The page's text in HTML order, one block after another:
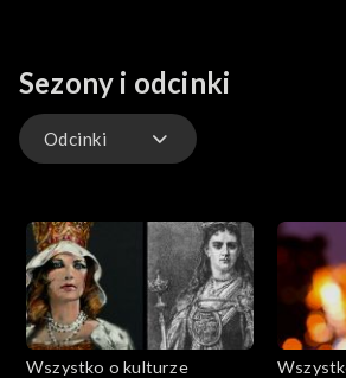
Demarco”. Przygląda się też muzycznym premierom z
repertuaru Johna Granta, Marianne
Sezony i odcinki
Odcinki
Wszystko o kulturze